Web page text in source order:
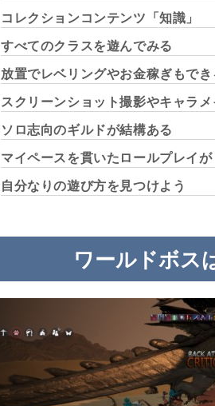
コレクションコンテンツ「知識」
すべてのクラスを遊んでみる
放置でレベリングやお金稼ぎもでき
スクリーンショット撮影やキャラメ
ソロ志向のギルドが結構ある
マイペースを貫いたロールプレイ
自分なりの遊び方を見つけよう
ワールドボス